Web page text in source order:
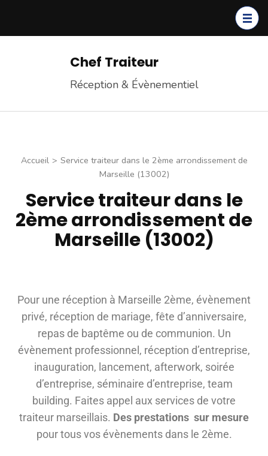
Chef Traiteur
Réception & Évènementiel
Accueil > Service traiteur dans le 2ème arrondissement de
Marseille (13002)
Service traiteur dans le
2ème arrondissement de
Marseille (13002)
Pour une réception à Marseille 2ème, évènement
privé, réception de mariage, fête d’anniversaire,
repas de baptême ou de communion. Un
évènement professionnel, réception d’entreprise,
inauguration, lancement, afterwork, soirée
d’entreprise, séminaire d’entreprise, team
building. Faites appel aux services de votre
traiteur marseillais. Des prestations sur mesure
pour tous vos évènements dans le 2ème.